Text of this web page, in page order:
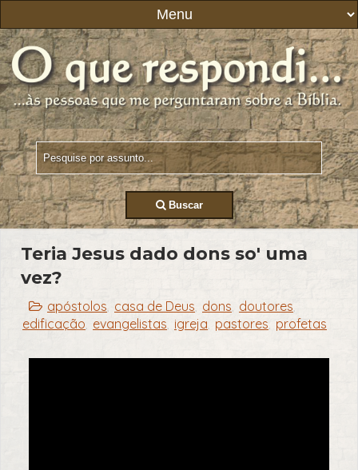
Buscar
Teria Jesus dado dons so' uma
vez?
apóstolos, casa de Deus, dons, doutores,
edificação, evangelistas, igreja, pastores, profetas